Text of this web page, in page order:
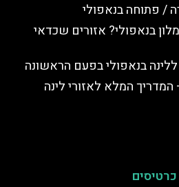
/ פתוחה בנאפולי
בנאפולי? אזורים שכדאי
בנאפולי בפעם הראשונה
המלא לאזורי לינה
כרטיסים